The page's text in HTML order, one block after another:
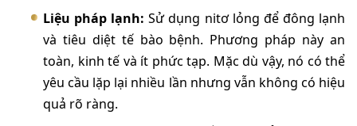
Liệu pháp lạnh:Sử dụng nitơ lỏng để đông lạnh
và tiêu diệt tế bào bệnh. Phương pháp này an
toàn, kinh tế và ít phức tạp. Mặc dù vậy, nó có thể
yêu cầu lặp lại nhiều lần nhưng vẫn không có hiệu
quả rõ ràng.